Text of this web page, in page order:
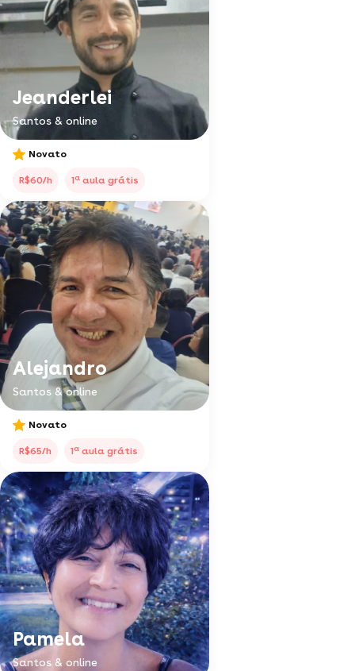
Jeanderlei
Santos & online
Novato
R$60/h 1a aula grátis
Alejandro
Santos & online
Novato
R$65/h 1a aula grátis
Pamela
Santos & online